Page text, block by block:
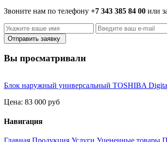
Звоните нам по телефону +7 343 385 84 00 или
Отправить заявку
Вы просматривали
Блок наружный универсальный TOSHIBA
Цена: 83 000 руб
Навигация
Главная Продукция Услуги Уцененные товары